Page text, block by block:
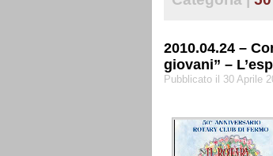
2010.04.24 –
giovani” –
Pubblicato il 30 Aprile